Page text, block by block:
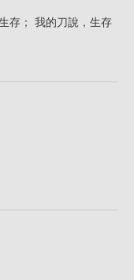
存； 我的刀說，生存